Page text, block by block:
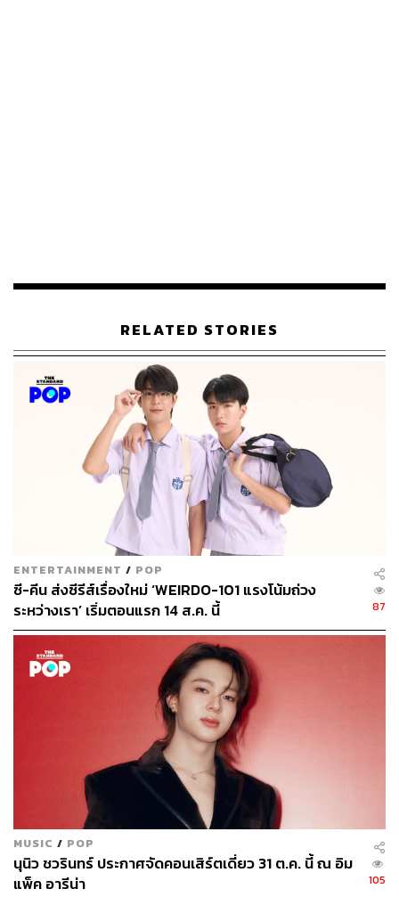
นุนิว-ชวรินทร์ เพริศพิริยะวงศ์
NuNew
ABOUT THE AUTHOR
ธมน ผดุงไทย
Content Creator ผู้เติบโตมากับ Pop Culture
และกำลังหลงใหลในศาสตร์แห่งการเล่าเรื่อง
RELATED STORIES
ENTERTAINMENT / POP
ซี-คีน ส่งซีรีส์เรื่องใหม่ ‘WEIRDO-101 แรงโน้มถ่วง
ระหว่างเรา’ เริ่มตอนแรก 14 ส.ค. นี้
87
MUSIC / POP
นุนิว ชวรินทร์ ประกาศจัดคอนเสิร์ตเดี่ยว 31 ต.ค. นี้ ณ อิม
แพ็ค อารีน่า
105